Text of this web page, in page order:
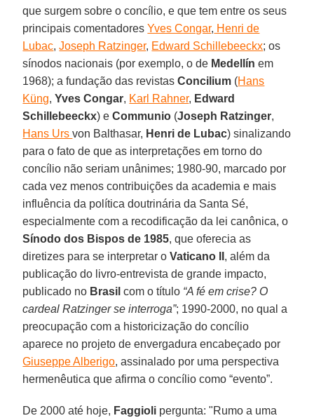
que surgem sobre o concílio, e que tem entre os seus
principais comentadoresYves Congar, Henri de
Lubac,Joseph Ratzinger, Edward Schillebeeckx; os
sínodos nacionais (por exemplo, o de Medellínem
1968); a fundação das revistasConcilium (Hans
Küng,Yves Congar, Karl Rahner, Edward
Schillebeeckx) eCommunio (Joseph Ratzinger,
Hans Ursvon Balthasar, Henri de Lubac) sinalizando
para o fato de que as interpretações em torno do
concílio não seriam unânimes; 1980-90, marcado por
cada vez menos contribuições da academia e mais
influência da política doutrinária da Santa Sé,
especialmente com a recodificação da lei canônica, o
Sínodo dos Bispos de 1985, que oferecia as
diretizes para se interpretar oVaticano II , além da
publicação do livro-entrevista de grande impacto,
publicado no Brasilcom o título “A fé em crise? O
cardeal Ratzinger se interroga”; 1990-2000, no qual a
preocupação com a historicização do concílio
aparece no projeto de envergadura encabeçado por
Giuseppe Alberigo, assinalado por uma perspectiva
hermenêutica que afirma o concílio como “evento”.
De 2000 até hoje, Faggioli pergunta: "Rumo a uma